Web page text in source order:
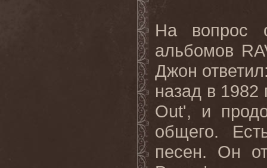
На вопрос
альбомов
Джон
назад в
Out', и
общего.
песен. Он